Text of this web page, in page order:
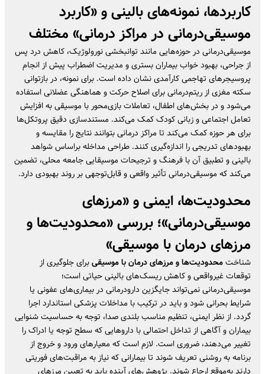
کاربردها، نمونه‌های بالینی و «کاربرد
موسیقی‌درمانی در مراکز درمانی» مختلف
موسیقی‌درمانی در حوزه‌هایی مانند توانبخشی نورولوژیک، کاهش درد پس
از جراحی، بهبود خواب بیماران بستری و مدیریت اضطراب پیش از انجام
پروسیجرهای تهاجمی کارآمدی نشان داده است. برای نمونه، در بازتوانی
سکته مغزی از ریتم‌درمانی برای اصلاح حرکت و هماهنگی عضلانی استفاده
می‌شود و در بخش‌های اطفال، تعاملات بازی‌محور با موسیقی به افزایش
تعامل اجتماعی و زبانی کودک کمک می‌کند. مستندسازی دقیق پروتکل‌ها
برای هر حوزه کمک می‌کند تا مراکز درمانی بتوانند نتایج را مقایسه و
بهبودهای تدریجی را اندازه‌گیری کنند. طراحی مداخله براساس شواهد
بالینی و تطبیق آن با فرهنگ و ترجیحات موسیقایی جامعه محلی، تضمین
می‌کند که موسیقی‌درمانی تأثیر واقعی و قابل‌توجهی بر روند بهبودی دارد.
محدودیت‌ها، ایمنی و «مرزهای
موسیقی‌درمانی»؛ بررسی «محدودیت‌ها و
مرزهای درمان با موسیقی»
شناختمحدودیت‌ها و مرزهای درمان با موسیقیبرای جلوگیری از
توقعات غیرواقعی و کاهش ریسک‌های بالینی حیاتی است؛
موسیقی‌درمانی نمی‌تواند جایگزین دارودرمانی در بیماری‌های عفونی یا
شرایط بحرانی شود و باید در ترکیب با مداخلات پزشکی استاندارد اجرا
گردد. از نظر ایمنی، تنظیم مناسب بلندی صدا، توجه به حساسیت شنوایی
بیماران و آگاهی از تداخل احتمالی با داروهایی که سطح توجه یا ادراک را
تغییر می‌دهند، ضروری است. لازم است که معیارهای ورود و خروج از
برنامه به روشنی تعریف شوند تا بیمارانی که نیاز به مراقبت‌های فوریتی
دارند به‌موقع ارجاع شوند. پژوهش‌های آینده باید به تعیین مرزهای